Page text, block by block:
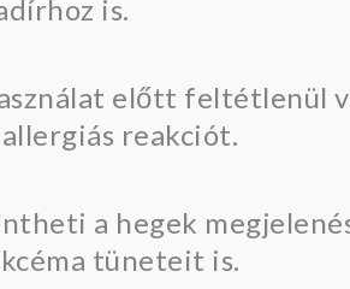
is.
előtt feltétlenül
reakciót.
a hegek
tüneteit is.